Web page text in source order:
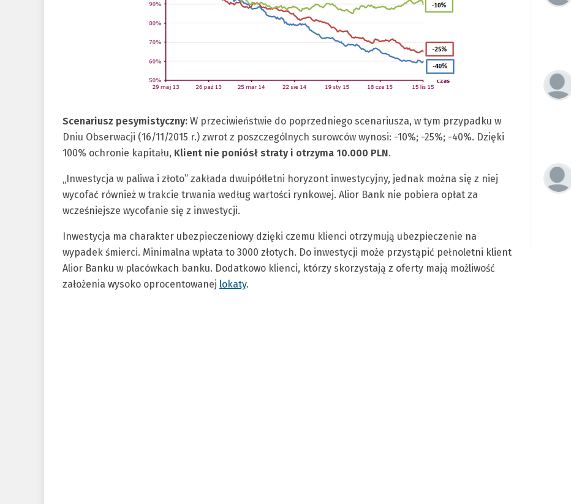
Scenariusz pesymistyczny: W przeciwieństwie do poprzedniego scenariusza, w tym przypadku w
Dniu Obserwacji (16/11/2015 r.) zwrot z poszczególnych surowców wynosi: -10%; -25%; -40%. Dzięki
100% ochronie kapitału, Klient nie poniósł straty i otrzyma 10.000 PLN.
„Inwestycja w paliwa i złoto” zakłada dwuipółletni horyzont inwestycyjny, jednak można się z niej
wycofać również w trakcie trwania według wartości rynkowej. Alior Bank nie pobiera opłat za
wcześniejsze wycofanie się z inwestycji.
Inwestycja ma charakter ubezpieczeniowy dzięki czemu klienci otrzymują ubezpieczenie na
wypadek śmierci. Minimalna wpłata to 3000 złotych. Do inwestycji może przystąpić pełnoletni klient
Alior Banku w placówkach banku. Dodatkowo klienci, którzy skorzystają z oferty mają możliwość
założenia wysoko oprocentowanej lokaty.